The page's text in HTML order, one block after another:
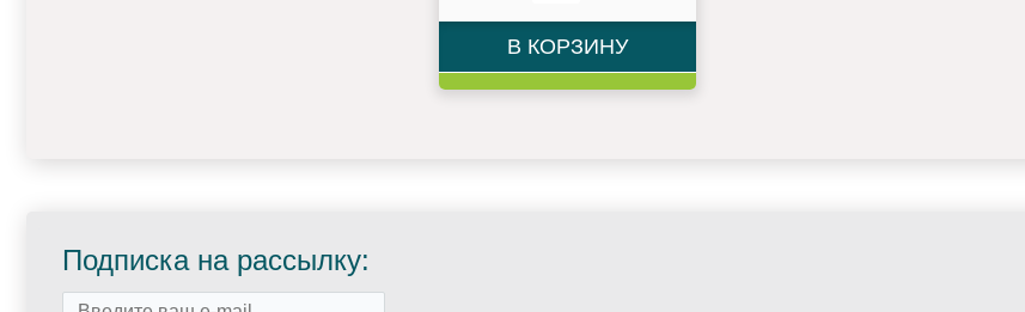
В КОРЗИНУ
Подписка на рассылку: